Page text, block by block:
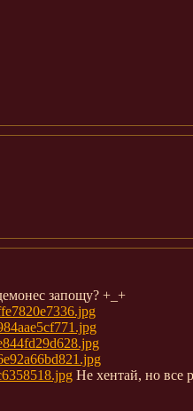
запощу? +_+
Не хентай, но все